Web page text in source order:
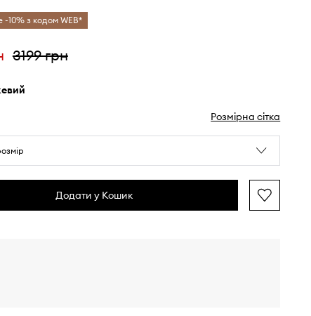
-10% з кодом WEB*
3199 грн
Розмірна сітка
Додати у Кошик